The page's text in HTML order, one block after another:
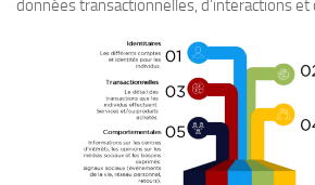
données transactionnelles, d’interactions